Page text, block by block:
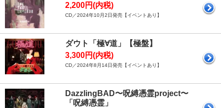
2,200円(内税)
CD／2024年10月2日発売【イベントあり】
ダウト「極∀道」【極盤】
3,300円(内税)
CD／2024年8月14日発売【イベントあり】
DazzlingBAD〜呪縛憑霊project〜
「呪縛憑霊」